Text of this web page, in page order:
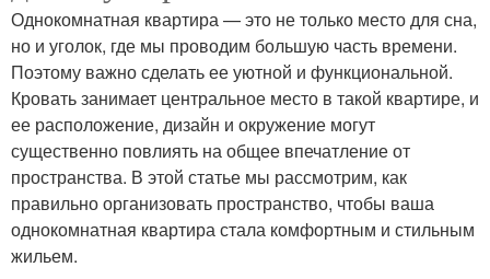
Однокомнатная квартира — это не только место для сна,
но и уголок, где мы проводим большую часть времени.
Поэтому важно сделать ее уютной и функциональной.
Кровать занимает центральное место в такой квартире, и
ее расположение, дизайн и окружение могут
существенно повлиять на общее впечатление от
пространства. В этой статье мы рассмотрим, как
правильно организовать пространство, чтобы ваша
однокомнатная квартира стала комфортным и стильным
жильем.